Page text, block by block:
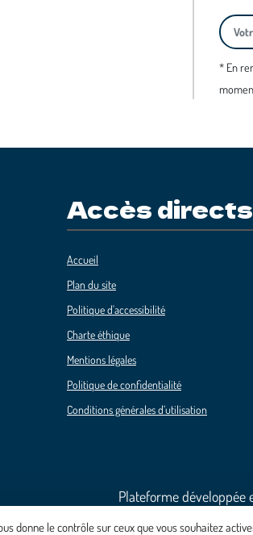
* En
Accès directs
Accueil
Plan du site
Politique d'accessibilité
Charte éthique
Mentions légales
Politique de confidentialité
Conditions générales d’utilisation
Plateforme développée
donne le contrôle sur ceux que vous souhaitez